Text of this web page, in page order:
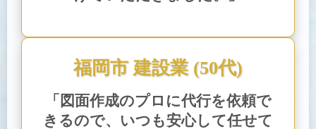
福岡市 建設業 (50代)
「図面作成のプロに代行を依頼で
きるので、いつも安心して任せて